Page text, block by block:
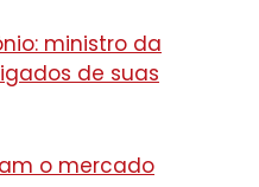
ministro da
de suas
o mercado